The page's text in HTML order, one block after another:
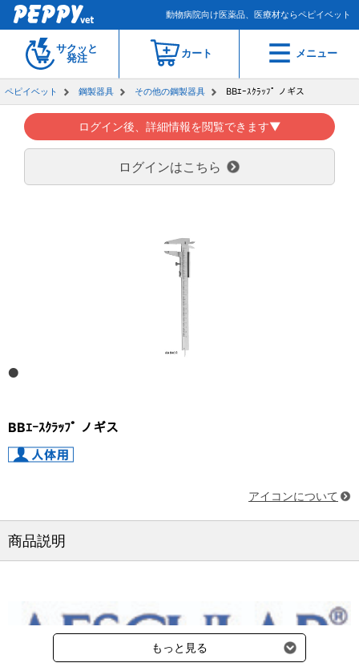
動物病院向け医薬品、医療材ならペピイベット
サクッと
発注
カート メニュー
ペピイベット 鋼製器具 その他の鋼製器具 BBｴｰｽｸﾗｯﾌﾟ ノギス
ログイン後、詳細情報を閲覧できます▼
ログインはこちら
BBｴｰｽｸﾗｯﾌﾟ ノギス
アイコンについて
商品説明
もっと見る